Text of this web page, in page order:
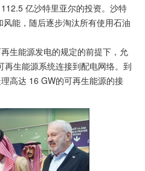
亿沙特里亚尔的投资。沙特
能，随后逐步淘汰所有使用石油
生能源发电的规定的前提下，允
生能源系统连接到配电网络。到
高达 16 GW的可再生能源的接